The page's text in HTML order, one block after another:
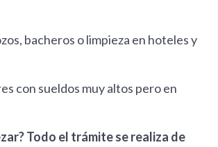
bacheros o limpieza en hoteles y
con sueldos muy altos pero en
Todo el trámite se realiza de